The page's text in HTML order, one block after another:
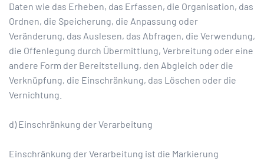
Daten wie das Erheben, das Erfassen, die Organisation, das
Ordnen, die Speicherung, die Anpassung oder
Veränderung, das Auslesen, das Abfragen, die Verwendung,
die Offenlegung durch Übermittlung, Verbreitung oder eine
andere Form der Bereitstellung, den Abgleich oder die
Verknüpfung, die Einschränkung, das Löschen oder die
Vernichtung.
d) Einschränkung der Verarbeitung
Einschränkung der Verarbeitung ist die Markierung